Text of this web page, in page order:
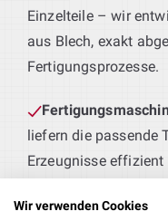
Einzelteile – wir
aus Blech, exakt
Fertigungsprozesse.
liefern die passende
Erzeugnisse
Maschinenbau
Wir verwenden Cookies